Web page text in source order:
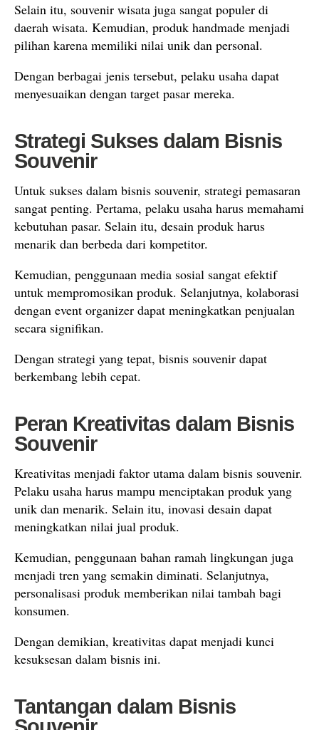
Selain itu, souvenir wisata juga sangat populer di
daerah wisata. Kemudian, produk handmade menjadi
pilihan karena memiliki nilai unik dan personal.
Dengan berbagai jenis tersebut, pelaku usaha dapat
menyesuaikan dengan target pasar mereka.
Strategi Sukses dalam Bisnis
Souvenir
Untuk sukses dalam bisnis souvenir, strategi pemasaran
sangat penting. Pertama, pelaku usaha harus memahami
kebutuhan pasar. Selain itu, desain produk harus
menarik dan berbeda dari kompetitor.
Kemudian, penggunaan media sosial sangat efektif
untuk mempromosikan produk. Selanjutnya, kolaborasi
dengan event organizer dapat meningkatkan penjualan
secara signifikan.
Dengan strategi yang tepat, bisnis souvenir dapat
berkembang lebih cepat.
Peran Kreativitas dalam Bisnis
Souvenir
Kreativitas menjadi faktor utama dalam bisnis souvenir.
Pelaku usaha harus mampu menciptakan produk yang
unik dan menarik. Selain itu, inovasi desain dapat
meningkatkan nilai jual produk.
Kemudian, penggunaan bahan ramah lingkungan juga
menjadi tren yang semakin diminati. Selanjutnya,
personalisasi produk memberikan nilai tambah bagi
konsumen.
Dengan demikian, kreativitas dapat menjadi kunci
kesuksesan dalam bisnis ini.
Tantangan dalam Bisnis